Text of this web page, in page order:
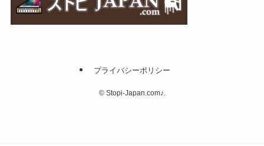
プライバシーポリシー
©Stopi-Japan.com♪.